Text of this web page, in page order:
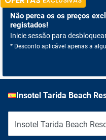
Não perca os os preços
registados!
Inicie sessão para
* Desconto aplicável apenas a
Insotel Tarida Beach
Insotel Tarida Beach